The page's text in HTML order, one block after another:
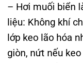
– Hơi muối biển
liệu: Không khí
lớp keo lão hóa
giòn, nứt nếu